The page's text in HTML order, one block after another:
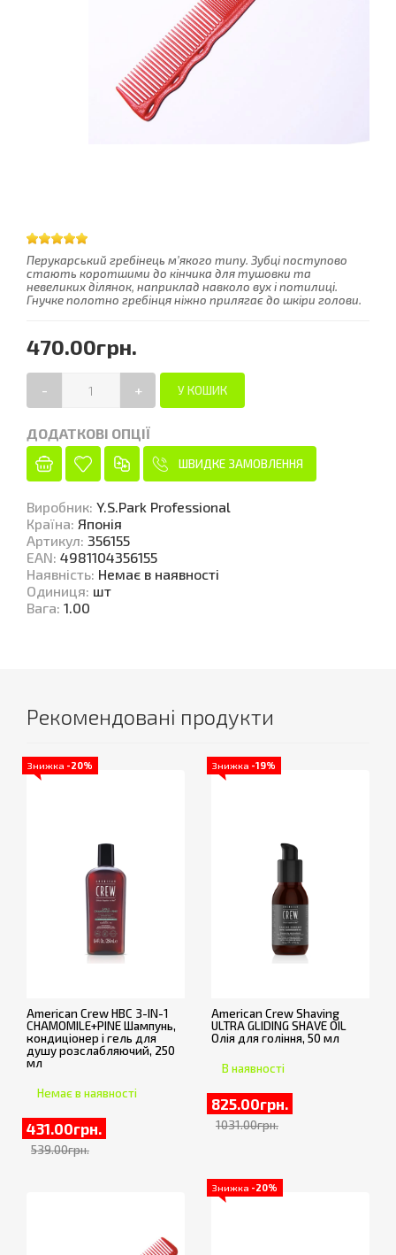
Перукарський гребінець м’якого типу. Зубці поступово
стають коротшими до кінчика для тушовки та
невеликих ділянок, наприклад навколо вух і потилиці.
Гнучке полотно гребінця ніжно прилягає до шкіри голови.
470.00грн.
- +
ДОДАТКОВІ ОПЦІЇ
ШВИДКЕ ЗАМОВЛЕННЯ
Виробник: Y.S.Park Professional
Країна: Японія
Артикул: 356155
EAN: 4981104356155
Наявність: Немає в наявності
Одиниця: шт
Вага: 1.00
Рекомендовані продукти
Знижка -20%
American Crew HBC 3-IN-1
CHAMOMILE+PINE Шампунь,
кондиціонер і гель для
душу розслабляючий, 250
мл
Немає в наявності
431.00грн.
539.00грн.
Знижка -19%
American Crew Shaving
ULTRA GLIDING SHAVE OIL
Олія для гоління, 50 мл
В наявності
825.00грн.
1031.00грн.
Знижка -20%